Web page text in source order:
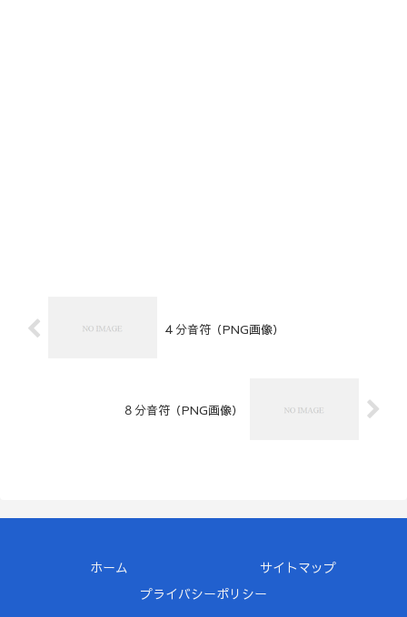
４分音符（PNG画像）
８分音符（PNG画像）
ホーム
サイトマップ
プライバシーポリシー